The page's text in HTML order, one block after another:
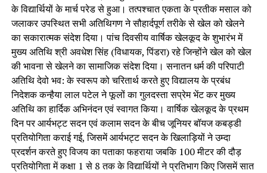
के विद्यार्थियों के मार्च परेड से हुआ। तत्पश्चात एकता के प्रतीक मसाल को
जलाकर उपस्थित सभी अतिथिगण ने सौहार्दपूर्ण तरीके से खेल को खेलने
का सकारात्मक संदेश दिया। पांच दिवसीय वार्षिक खेलकूद के शुभारंभ में
मुख्य अतिथि श्री अवधेश सिंह (विधायक, पिंडरा) रहे जिन्होंने खेल को खेल
की भावना से खेलने का सामाजिक संदेश दिया। सनातन धर्म की परिपाटी
अतिथि देवो भव: के स्वरूप को चरितार्थ करते हुए विद्यालय के प्रबंध
निदेशक कन्हैया लाल पटेल ने फूलों का गुलदस्ता सप्रेम भेंट कर मुख्य
अतिथि का हार्दिक अभिनंदन एवं स्वागत किया। वार्षिक खेलकूद के प्रथम
दिन पर आर्यभट्ट सदन एवं कलाम सदन के बीच जूनियर बॉयज कबड्डी
प्रतियोगिता कराई गई, जिसमें आर्यभट्ट सदन के खिलाड़ियों ने उम्दा
प्रदर्शन करते हुए विजय का पताका फहराया जबकि 100 मीटर की दौड़
प्रतियोगिता में कक्षा 1 से 8 तक के विद्यार्थियों ने प्रतिभाग किए जिसमें सात